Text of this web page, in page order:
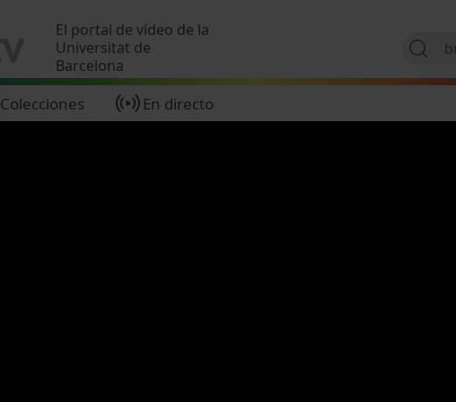
El portal de vídeo de la
Universitat de
Barcelona
Colecciones En directo